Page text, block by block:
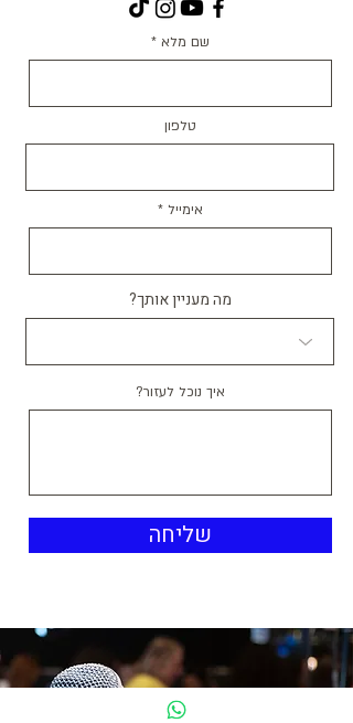
שם מלא
טלפון
אימייל
מה מעניין אותך?
איך נוכל לעזור?
שליחה